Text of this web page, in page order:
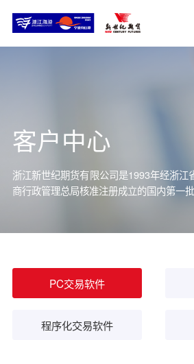
客户中心
浙江新世纪期货有限公司是1993年经浙江
商行政管理总局核准注册成立的国内第一
PC交易软件
程序化交易软件